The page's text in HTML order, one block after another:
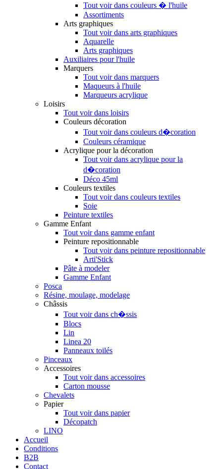
Tout voir dans couleurs � l'huile
Assortiments
Arts graphiques
Tout voir dans arts graphiques
Aquarelle
Arts graphiques
Auxiliaires pour l'huile
Marquers
Tout voir dans marquers
Maqueurs à l'huile
Marqueurs acrylique
Loisirs
Tout voir dans loisirs
Couleurs décoration
Tout voir dans couleurs d�coration
Couleurs céramique
Acrylique pour la décoration
Tout voir dans acrylique pour la
d�coration
Déco 45ml
Couleurs textiles
Tout voir dans couleurs textiles
Soie
Peinture textiles
Gamme Enfant
Tout voir dans gamme enfant
Peinture repositionnable
Tout voir dans peinture repositionnable
Arti'Stick
Pâte à modeler
Gamme Enfant
Posca
Résine, moulage, modelage
Châssis
Tout voir dans ch�ssis
Blocs
Lin
Linea 20
Panneaux toilés
Pinceaux
Accessoires
Tout voir dans accessoires
Carton mousse
Chevalets
Papier
Tout voir dans papier
Décopatch
LINO
Accueil
Conditions
B2B
Contact